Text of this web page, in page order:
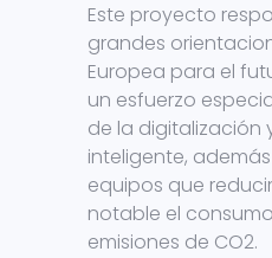
Este proyecto
grandes
Europea para el
un esfuerzo
de la digitalización
inteligente,
equipos que
notable el
emisiones de CO2.